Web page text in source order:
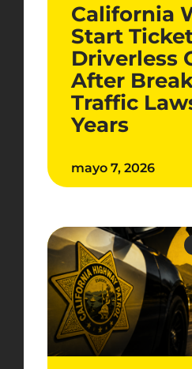
California
Start
Driverless
After
Traffic
Years
mayo 7, 2026